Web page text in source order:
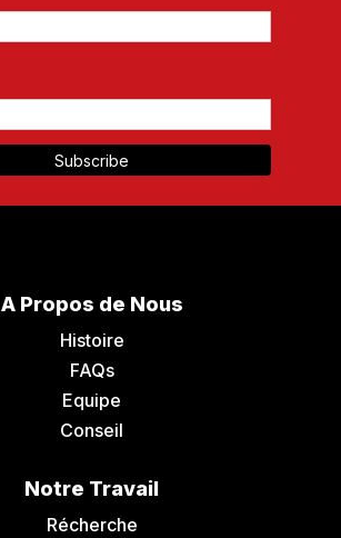
A Propos de Nous
Histoire
FAQs
Equipe
Conseil
Notre Travail
Récherche